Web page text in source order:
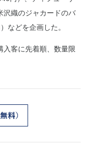
沢織のジャカードのバ
などを企画した。
客に先着順、数量限